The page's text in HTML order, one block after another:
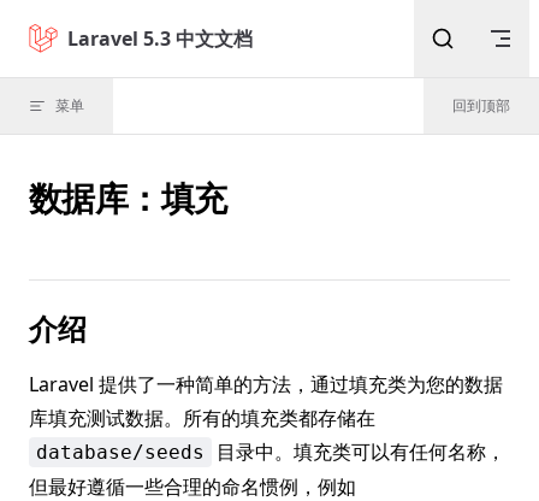
Skip to content
Laravel 5.3 中文文档
菜单 回到顶部
数据库：填充
介绍
Laravel 提供了一种简单的方法，通过填充类为您的数据
库填充测试数据。所有的填充类都存储在
database/seeds
目录中。填充类可以有任何名称，
但最好遵循一些合理的命名惯例，例如